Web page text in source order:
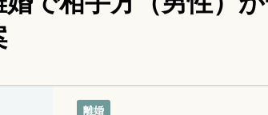
離婚